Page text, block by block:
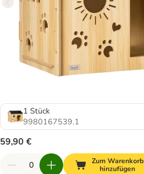
1 Stück
9980167539.1
59,90 €
Zum Warenkorb
hinzufügen